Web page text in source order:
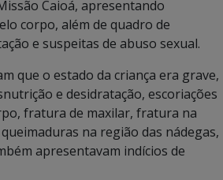
Caioá, apresentando
corpo, além de quadro de
e suspeitas de abuso sexual.
que o estado da criança era grave,
e desidratação, escoriações
fratura de maxilar, fratura na
na região das nádegas,
apresentavam indícios de